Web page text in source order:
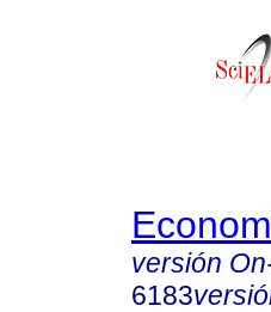
versión
6183